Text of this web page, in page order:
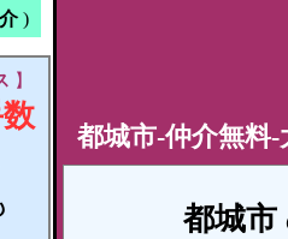
)
】
都城市-仲介無料
都城市